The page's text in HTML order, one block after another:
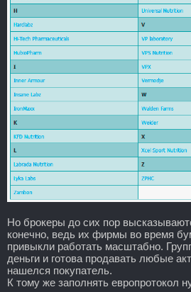
Но брокеры до сих пор
конечно, ведь их фирмы во время
привыкли работать масштабно.
деньги и готова продавать любые
нашелся покупатель.
К тому же заполнять европротокол